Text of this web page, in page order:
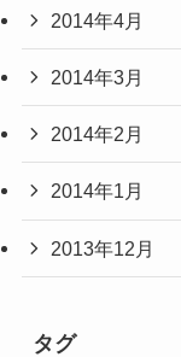
2014年4月
2014年3月
2014年2月
2014年1月
2013年12月
タグ